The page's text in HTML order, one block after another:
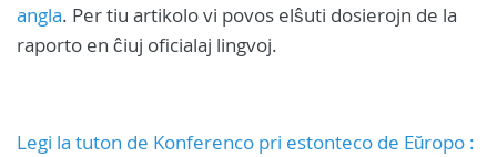
angla. Per tiu artikolo vi povos elŝuti dosierojn de la
raporto en ĉiuj oficialaj lingvoj.
Legi la tuton de Konferenco pri estonteco de Eŭropo :